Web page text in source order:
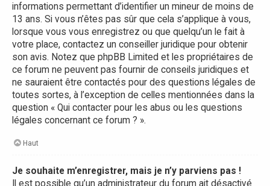
informations permettant d’identifier un mineur de moins de
13 ans. Si vous n’êtes pas sûr que cela s’applique à vous,
lorsque vous vous enregistrez ou que quelqu’un le fait à
votre place, contactez un conseiller juridique pour obtenir
son avis. Notez que phpBB Limited et les propriétaires de
ce forum ne peuvent pas fournir de conseils juridiques et
ne sauraient être contactés pour des questions légales de
toutes sortes, à l’exception de celles mentionnées dans la
question « Qui contacter pour les abus ou les questions
légales concernant ce forum ? ».
Haut
Je souhaite m’enregistrer, mais je n’y parviens pas !
Il est possible qu’un administrateur du forum ait désactivé